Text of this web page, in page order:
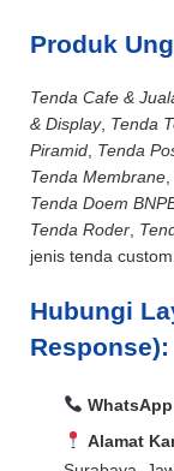
Produk
Tenda Cafe &
& Display, Tenda
Piramid Tenda
Tenda Membrane
Tenda Doem
Tenda Roder
jenis tenda custom
Hubungi
Response):
Alamat